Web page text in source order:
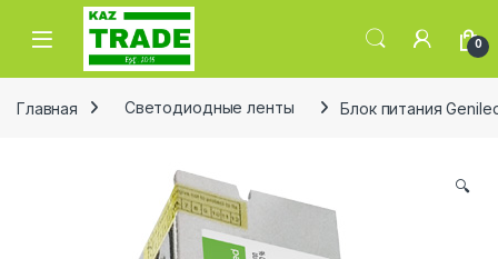
Skip to navigation
Skip to content
0
Главная Светодиодные ленты Блок питания
🔍